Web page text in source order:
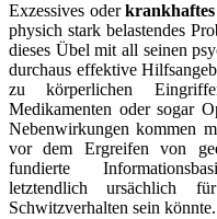
Exzessives oder
physich stark belastendes
dieses Übel mit all seinen
durchaus effektive
zu körperlichen
Medikamenten oder sogar
Nebenwirkungen kommen
vor dem Ergreifen von
fundierte
letztendlich ursächlich
Schwitzverhalten sein könnte.